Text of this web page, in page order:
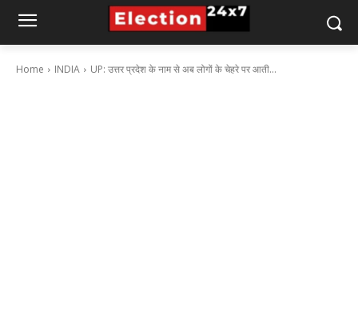
Home INDIA UP: उत्तर प्रदेश के नाम से अब लोगों के चेहरे पर आती...